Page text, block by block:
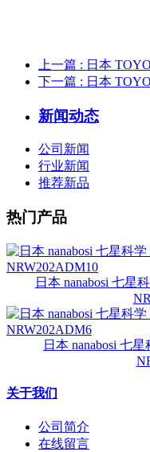
上一篇 : 日本
下一篇 : 日本
新闻动态
公司新闻
行业新闻
推荐新品
热门产品
日本 nanabosi 七星
日本 nanabosi 七
关于我们
公司简介
在线留言